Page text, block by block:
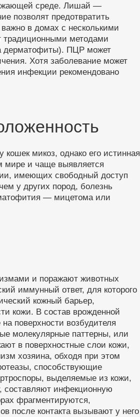
среде. Лишай —
позволят предотвратить
в домах с несколькими
традиционными методами
дерматофиты). ПЦР может
Хотя заболевание может
инфекции рекомендовано
микоз, однако его истинная
мире и чаще выявляется
имеющих свободный доступ
у других пород, болезнь
— мицетома или
и поражают животных
иммунный ответ, для которого
кожный барьер,
кожи. В состав врожденной
поверхности возбудителя
молекулярные паттерны, или
в поверхностные слои кожи,
хозяина, обходя при этом
способствующие
выделяемые из кожи,
составляют инфекционную
фрагментируются,
после контакта вызывают у него